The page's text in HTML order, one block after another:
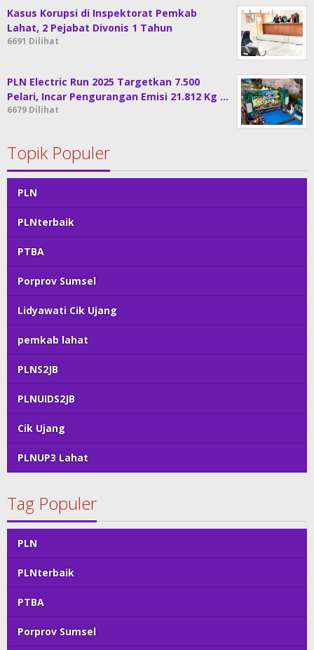
Kasus Korupsi di Inspektorat Pemkab
Lahat, 2 Pejabat Divonis 1 Tahun
6691 Dilihat
PLN Electric Run 2025 Targetkan 7.500
Pelari, Incar Pengurangan Emisi 21.812 Kg …
6679 Dilihat
Topik Populer
PLN
PLNterbaik
PTBA
Porprov Sumsel
Lidyawati Cik Ujang
pemkab lahat
PLNS2JB
PLNUIDS2JB
Cik Ujang
PLNUP3 Lahat
Tag Populer
PLN
PLNterbaik
PTBA
Porprov Sumsel